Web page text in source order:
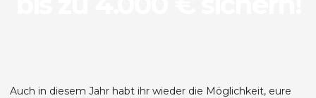
Auch in diesem Jahr habt ihr wieder die Möglichkeit, eure